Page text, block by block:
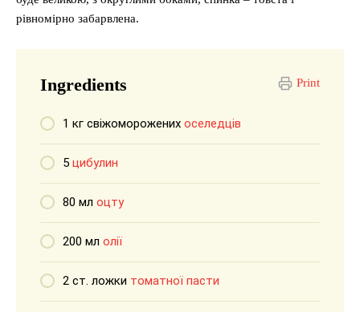
рівномірно забарвлена.
Print
Ingredients
1 кг свіжоморожених оселедців
5 цибулин
80 мл оцту
200 мл олії
2 ст. ложки томатної пасти